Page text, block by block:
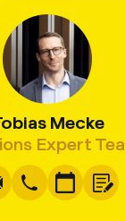
Mecke
Expert
Écrire Copier
Appel Copier